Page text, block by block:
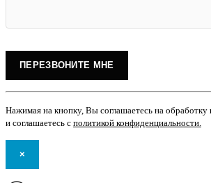
Нажимая на кнопку, Вы соглашаетесь на
и соглашаетесь с политикой конфиденциальности
×